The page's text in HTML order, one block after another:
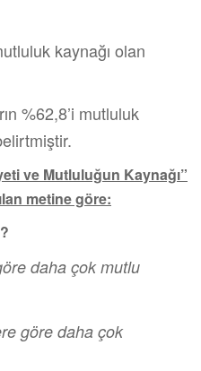
kaynağı olan
%62,8’i mutluluk
ve Mutluluğun Kaynağı”
metine göre:
daha çok mutlu
göre daha çok